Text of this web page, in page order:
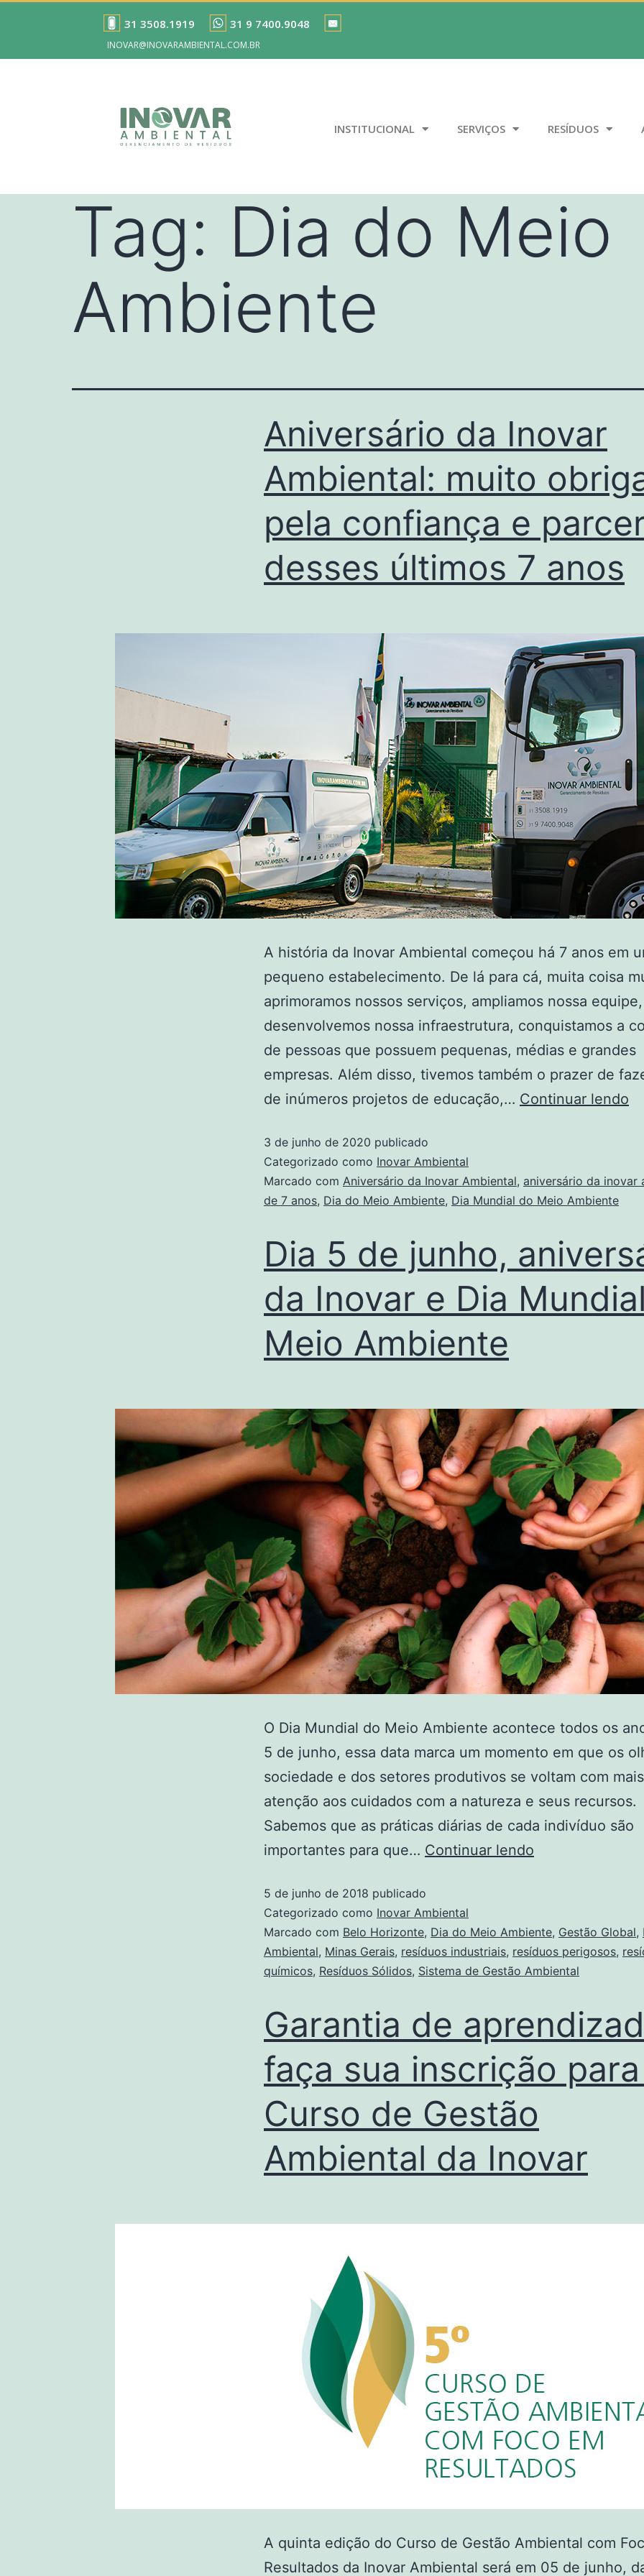
31 3508.1919 31 9 7400.9048
INOVAR@INOVARAMBIENTAL.COM.BR
INSTITUCIONAL SERVIÇOS RESÍDUOS
Tag: Dia do Meio
Ambiente
Aniversário da Inovar
Ambiental: muito
pela confiança e
desses últimos 7 anos
A história da Inovar Ambiental começou há 7 anos em
pequeno estabelecimento. De lá para cá, muita coisa
aprimoramos nossos serviços, ampliamos nossa equipe,
desenvolvemos nossa infraestrutura, conquistamos a
de pessoas que possuem pequenas, médias e grandes
empresas. Além disso, tivemos também o prazer de
de inúmeros projetos de educação,… Continuar lendo
3 de junho de 2020 publicado
Categorizado como Inovar Ambiental
Marcado com Aniversário da Inovar Ambiental, aniversário da inovar
de 7 anos, Dia do Meio Ambiente, Dia Mundial do Meio Ambiente
Dia 5 de junho,
da Inovar e Dia
Meio Ambiente
O Dia Mundial do Meio Ambiente acontece todos os
5 de junho, essa data marca um momento em que os
sociedade e dos setores produtivos se voltam com mais
atenção aos cuidados com a natureza e seus recursos.
Sabemos que as práticas diárias de cada indivíduo são
importantes para que… Continuar lendo
5 de junho de 2018 publicado
Categorizado como Inovar Ambiental
Marcado com Belo Horizonte, Dia do Meio Ambiente, Gestão Global,
Ambiental, Minas Gerais, resíduos industriais, resíduos perigosos,
químicos, Resíduos Sólidos, Sistema de Gestão Ambiental
Garantia de
faça sua inscrição
Curso de Gestão
Ambiental da Inovar
A quinta edição do Curso de Gestão Ambiental com
Resultados da Inovar Ambiental será em 05 de junho,